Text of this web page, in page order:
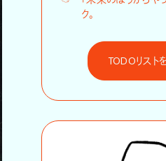
ク。
TODOリスト